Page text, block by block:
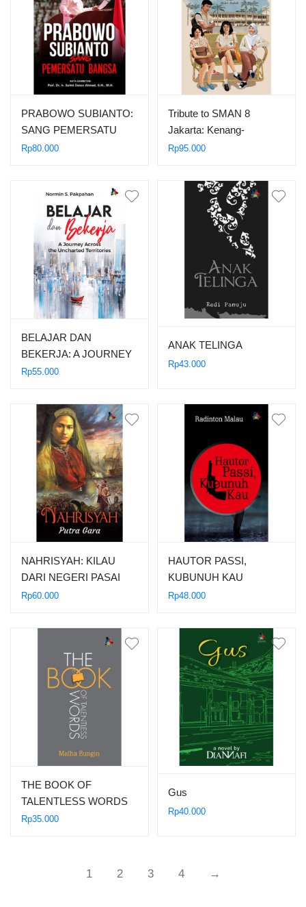
PRABOWO SUBIANTO:
SANG PEMERSATU
BANGSA
Rp80.000
Tribute to SMAN 8
Jakarta: Kenang-
kenangan dari Taman
Rp95.000
BELAJAR DAN
BEKERJA: A JOURNEY
ACROSS THE
TERRITORIES
Rp55.000
ANAK TELINGA
Rp43.000
NAHRISYAH: KILAU
DARI NEGERI PASAI
Rp60.000
HAUTOR PASSI,
KUBUNUH KAU
Rp48.000
THE BOOK OF
TALENTLESS WORDS
Rp35.000
Gus
Rp40.000
1 2 3 4 →